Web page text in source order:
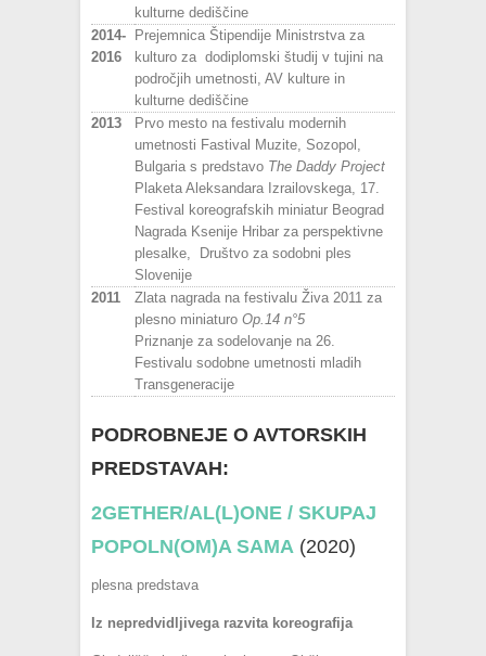
kulturne dediščine
2014-
2016
Prejemnica Štipendije Ministrstva za
kulturo za dodiplomski študij v tujini na
področjih umetnosti, AV kulture in
kulturne dediščine
2013
Prvo mesto na festivalu modernih
umetnosti Fastival Muzite, Sozopol,
Bulgaria s predstavo The Daddy Project
Plaketa Aleksandara Izrailovskega, 17.
Festival koreografskih miniatur Beograd
Nagrada Ksenije Hribar za perspektivne
plesalke, Društvo za sodobni ples
Slovenije
2011
Zlata nagrada na festivalu Živa 2011 za
plesno miniaturo Op.14 n°5
Priznanje za sodelovanje na 26.
Festivalu sodobne umetnosti mladih
Transgeneracije
PODROBNEJE O AVTORSKIH
PREDSTAVAH:
2GETHER/AL(L)ONE / SKUPAJ
POPOLN(OM)A SAMA (2020)
plesna predstava
Iz nepredvidljivega razvita koreografija